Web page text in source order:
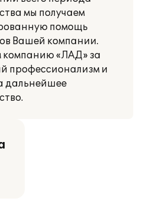
мы получаем
помощь
Вашей компании.
компанию «ЛАД» за
профессионализм и
дальнейшее